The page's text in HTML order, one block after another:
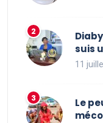
suis
11
Le